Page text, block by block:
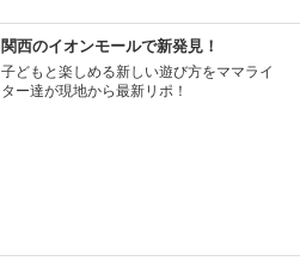
関西のイオンモールで新発見！
子どもと楽しめる新しい遊び方をママライ
ター達が現地から最新リポ！